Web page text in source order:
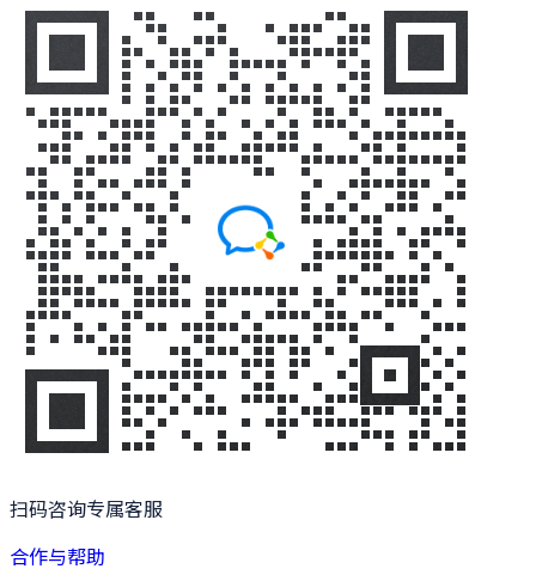
扫码咨询专属客服
合作与帮助